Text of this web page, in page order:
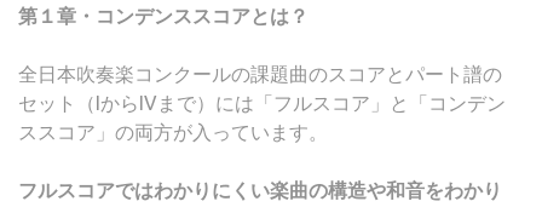
第１章・コンデンススコアとは？
全日本吹奏楽コンクールの課題曲のスコアとパート譜の
セット（IからIVまで）には「フルスコア」と「コンデン
ススコア」の両方が入っています。
フルスコアではわかりにくい楽曲の構造や和音をわかり